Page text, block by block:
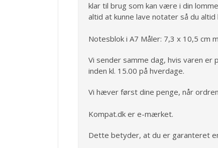
klar til brug som kan være i din
altid at kunne lave notater så du
Notesblok i A7 Måler: 7,3 x 10,5 cm
Vi sender samme dag, hvis varen er
inden kl. 15.00 på hverdage.
Vi hæver først dine penge, når
Kompat.dk er e-mærket.
Dette betyder, at du er garanteret